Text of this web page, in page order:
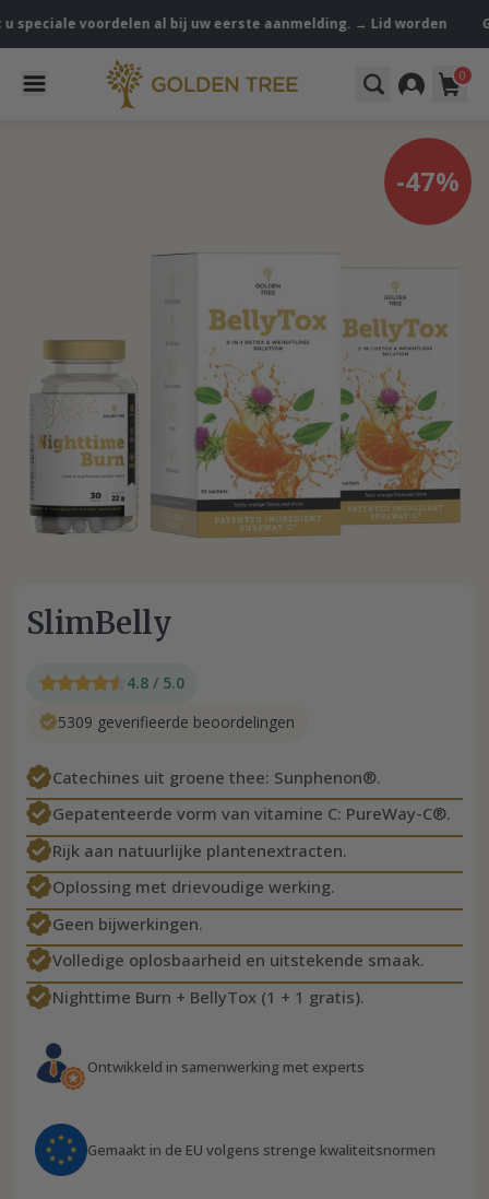
voordelen al bij uw eerste aanmelding. → Lid worden
0
-47%
SlimBelly
4.8 / 5.0
5309 geverifieerde beoordelingen
Catechines uit groene thee: Sunphenon®.
Gepatenteerde vorm van vitamine C: PureWay-C®.
Rijk aan natuurlijke plantenextracten.
Oplossing met drievoudige werking.
Geen bijwerkingen.
Volledige oplosbaarheid en uitstekende smaak.
Nighttime Burn + BellyTox (1 + 1 gratis).
Ontwikkeld in samenwerking met experts
Gemaakt in de EU volgens strenge kwaliteitsnormen